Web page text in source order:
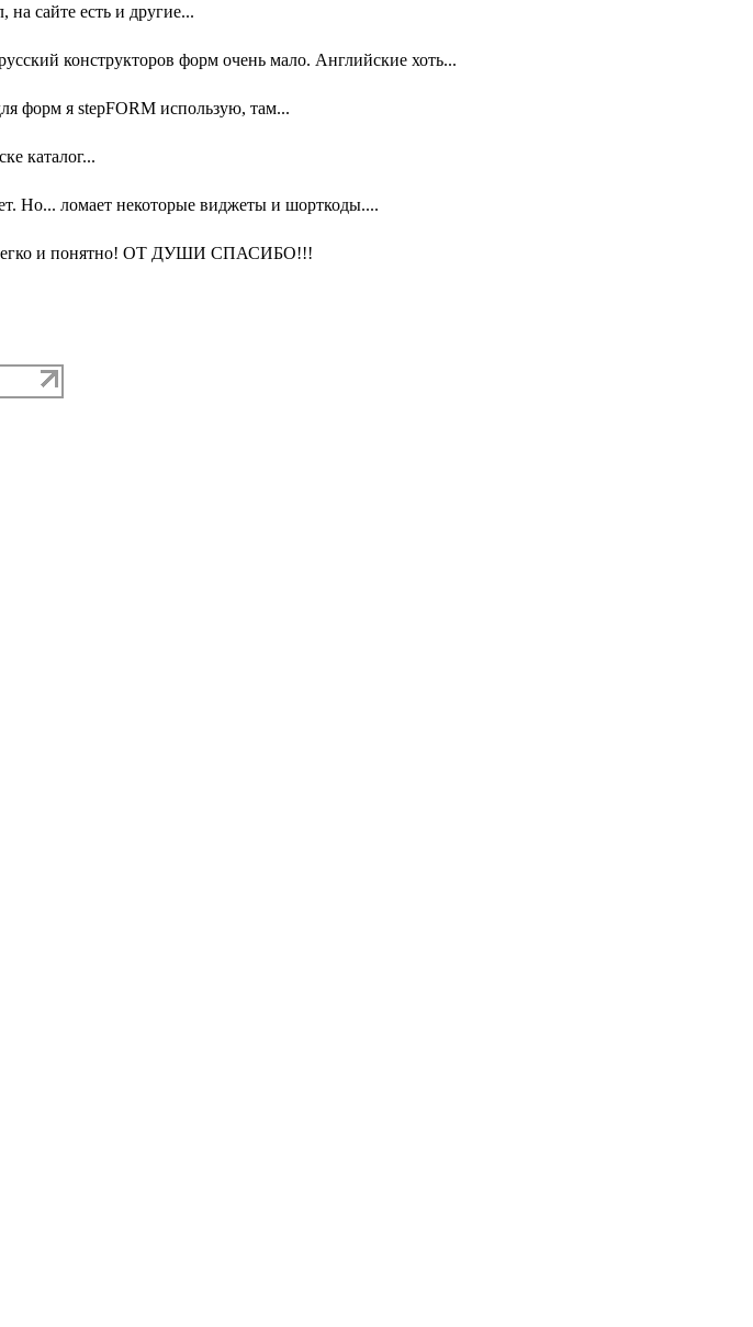
сайте есть и другие...
конструкторов форм очень мало. Английские хоть...
форм я stepFORM использую, там...
каталог...
Но... ломает некоторые виджеты и шорткоды....
легко и понятно! ОТ ДУШИ СПАСИБО!!!